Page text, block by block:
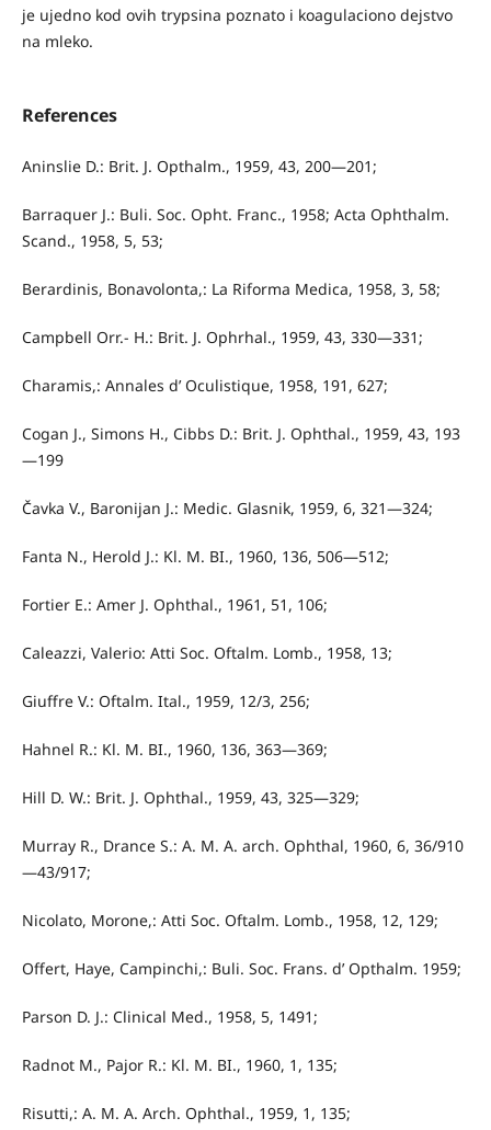
je ujedno kod ovih trypsina poznato i koagulaciono dejstvo
na mleko.
References
Aninslie D.: Brit. J. Opthalm., 1959, 43, 200—201;
Barraquer J.: Buli. Soc. Opht. Franc., 1958; Acta Ophthalm.
Scand., 1958, 5, 53;
Berardinis, Bonavolonta,: La Riforma Medica, 1958, 3, 58;
Campbell Orr.- H.: Brit. J. Ophrhal., 1959, 43, 330—331;
Charamis,: Annales d’ Oculistique, 1958, 191, 627;
Cogan J., Simons H., Cibbs D.: Brit. J. Ophthal., 1959, 43, 193
—199
Čavka V., Baronijan J.: Medic. Glasnik, 1959, 6, 321—324;
Fanta N., Herold J.: Kl. M. BI., 1960, 136, 506—512;
Fortier E.: Amer J. Ophthal., 1961, 51, 106;
Caleazzi, Valerio: Atti Soc. Oftalm. Lomb., 1958, 13;
Giuffre V.: Oftalm. Ital., 1959, 12/3, 256;
Hahnel R.: Kl. M. BI., 1960, 136, 363—369;
Hill D. W.: Brit. J. Ophthal., 1959, 43, 325—329;
Murray R., Drance S.: A. M. A. arch. Ophthal, 1960, 6, 36/910
—43/917;
Nicolato, Morone,: Atti Soc. Oftalm. Lomb., 1958, 12, 129;
Offert, Haye, Campinchi,: Buli. Soc. Frans. d’ Opthalm. 1959;
Parson D. J.: Clinical Med., 1958, 5, 1491;
Radnot M., Pajor R.: Kl. M. BI., 1960, 1, 135;
Risutti,: A. M. A. Arch. Ophthal., 1959, 1, 135;